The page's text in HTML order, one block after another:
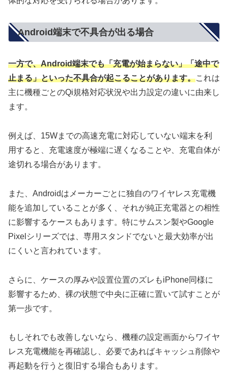
Android端末で不具合が出る場合
一方で、Android端末でも「充電が始まらない」「途中で
止まる」といった不具合が起こることがあります。これは
主に機種ごとのQi規格対応状況や出力設定の違いに由来し
ます。
例えば、15Wまでの高速充電に対応していない端末を利
用すると、充電速度が極端に遅くなることや、充電自体が
途切れる場合があります。
また、Androidはメーカーごとに独自のワイヤレス充電機
能を追加していることが多く、それが純正充電器との相性
に影響するケースもあります。特にサムスン製やGoogle
Pixelシリーズでは、専用スタンドでないと最大効率が出
にくいと言われています。
さらに、ケースの厚みや設置位置のズレもiPhone同様に
影響するため、裸の状態で中央に正確に置いて試すことが
第一歩です。
もしそれでも改善しないなら、機種の設定画面からワイヤ
レス充電機能を再確認し、必要であればキャッシュ削除や
再起動を行うと復旧する場合もあります。